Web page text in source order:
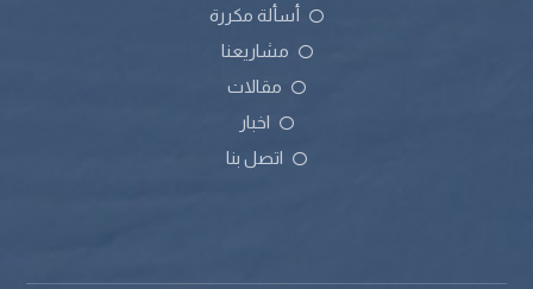
أسألة مكررة
مشاريعنا
مقالات
اخبار
اتصل بنا